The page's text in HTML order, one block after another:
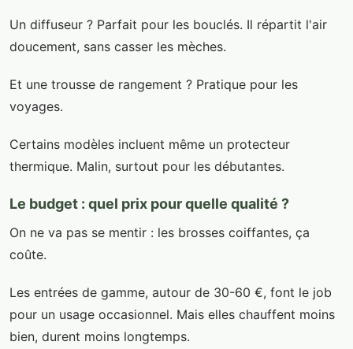
Un diffuseur ? Parfait pour les bouclés. Il répartit l'air
doucement, sans casser les mèches.
Et une trousse de rangement ? Pratique pour les
voyages.
Certains modèles incluent même un protecteur
thermique. Malin, surtout pour les débutantes.
Le budget : quel prix pour quelle qualité ?
On ne va pas se mentir : les brosses coiffantes, ça
coûte.
Les entrées de gamme, autour de 30-60 €, font le job
pour un usage occasionnel. Mais elles chauffent moins
bien, durent moins longtemps.